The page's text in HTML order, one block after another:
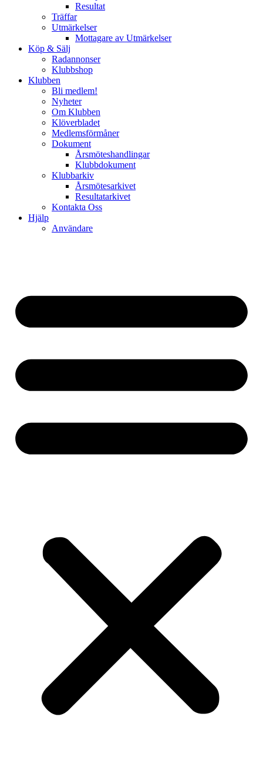
Resultat
Träffar
Utmärkelser
Mottagare av Utmärkelser
Köp & Sälj
Radannonser
Klubbshop
Klubben
Bli medlem!
Nyheter
Om Klubben
Klöverbladet
Medlemsförmåner
Dokument
Årsmöteshandlingar
Klubbdokument
Klubbarkiv
Årsmötesarkivet
Resultatarkivet
Kontakta Oss
Hjälp
Användare